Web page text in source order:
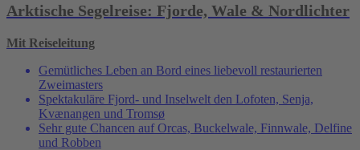
Arktische Segelreise: Fjorde, Wale & Nordlichter
Mit Reiseleitung
Gemütliches Leben an Bord eines liebevoll restaurierten
Zweimasters
Spektakuläre Fjord- und Inselwelt den Lofoten, Senja,
Kvænangen und Tromsø
Sehr gute Chancen auf Orcas, Buckelwale, Finnwale, Delfine
und Robben